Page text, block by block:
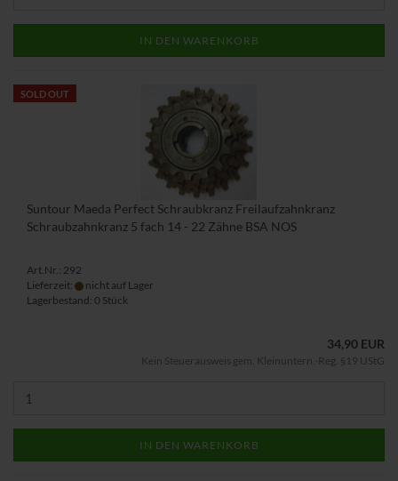
IN DEN WARENKORB
SOLD OUT
Suntour Maeda Perfect Schraubkranz Freilaufzahnkranz
Schraubzahnkranz 5 fach 14 - 22 Zähne BSA NOS
Art.Nr.: 292
Lieferzeit:
nicht auf Lager
Lagerbestand: 0 Stück
34,90 EUR
Kein Steuerausweis gem. Kleinuntern.-Reg. §19 UStG
IN DEN WARENKORB